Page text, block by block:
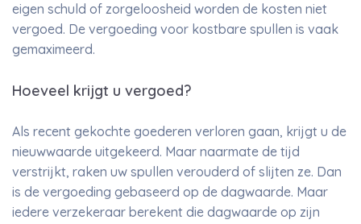
eigen schuld of zorgeloosheid worden de kosten niet
vergoed. De vergoeding voor kostbare spullen is vaak
gemaximeerd.
Hoeveel krijgt u vergoed?
Als recent gekochte goederen verloren gaan, krijgt u de
nieuwwaarde uitgekeerd. Maar naarmate de tijd
verstrijkt, raken uw spullen verouderd of slijten ze. Dan
is de vergoeding gebaseerd op de dagwaarde. Maar
iedere verzekeraar berekent die dagwaarde op zijn